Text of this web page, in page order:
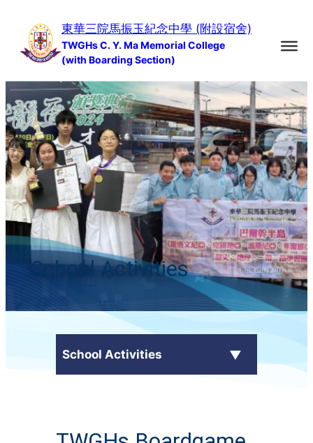
content
東華三院馬振玉紀念中學 (附設宿舍)
TWGHs C. Y. Ma Memorial College
(with Boarding Section)
School Activities
School Activities